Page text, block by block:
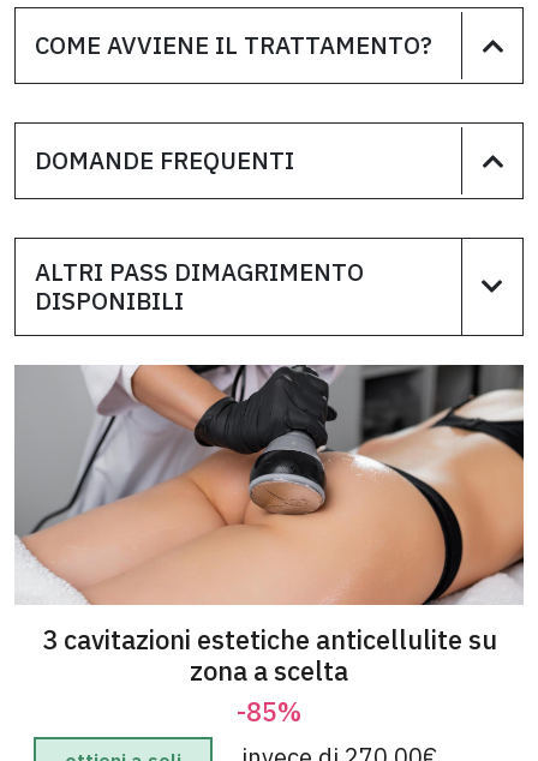
COME AVVIENE IL TRATTAMENTO?
DOMANDE FREQUENTI
ALTRI PASS DIMAGRIMENTO
DISPONIBILI
3 cavitazioni estetiche anticellulite su
zona a scelta
-85%